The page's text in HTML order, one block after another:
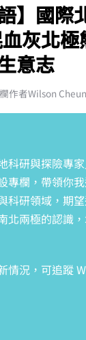
】國際
灰北
意志
作者Wilson
科研與探險專
專欄，帶領你
科研領域，期
北兩極的認識
情況，可追蹤